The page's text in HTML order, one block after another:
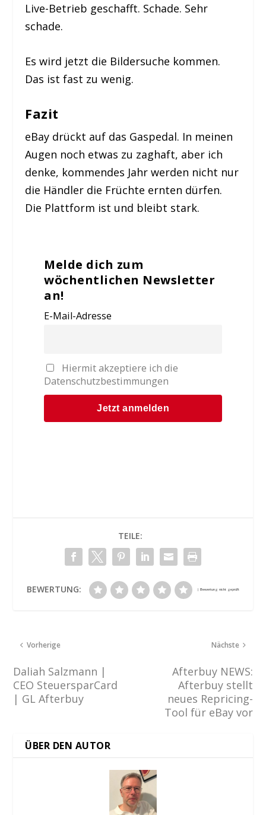
Live-Betrieb geschafft. Schade. Sehr
schade.
Es wird jetzt die Bildersuche kommen.
Das ist fast zu wenig.
Fazit
eBay drückt auf das Gaspedal. In meinen
Augen noch etwas zu zaghaft, aber ich
denke, kommendes Jahr werden nicht nur
die Händler die Früchte ernten dürfen.
Die Plattform ist und bleibt stark.
Melde dich zum
wöchentlichen Newsletter
an!
E-Mail-Adresse
Hiermit akzeptiere ich die
Datenschutzbestimmungen
TEILE:
BEWERTUNG:
Vorherige
Daliah Salzmann |
CEO SteuersparCard
| GL Afterbuy
Nächste
Afterbuy NEWS:
Afterbuy stellt
neues Repricing-
Tool für eBay vor
ÜBER DEN AUTOR